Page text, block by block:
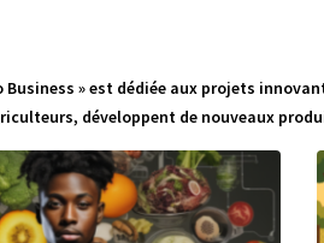
Business » est dédiée aux projets
développent de nouveaux